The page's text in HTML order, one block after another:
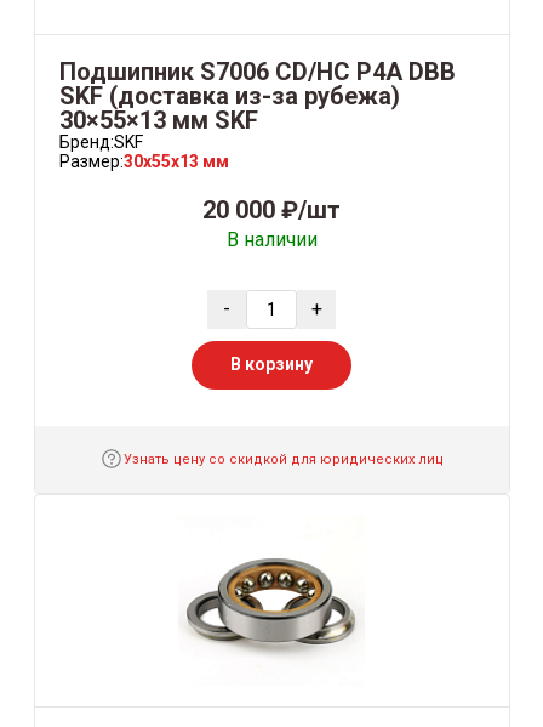
Подшипник S7006 CD/HC P4A DBB
SKF (доставка из-за рубежа)
30×55×13 мм SKF
Бренд:SKF
Размер:30x55x13 мм
20 000 ₽/шт
В наличии
- +
В корзину
Узнать цену со скидкой для юридических лиц